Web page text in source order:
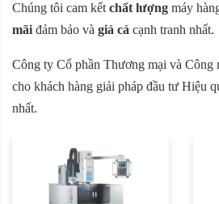
Chúng tôi cam kết chất lượng máy
mãi đảm bảo và giá cả cạnh tranh nhất.
Công ty Cổ phần Thương mại và Công
cho khách hàng giải pháp đầu tư Hiệu
nhất.